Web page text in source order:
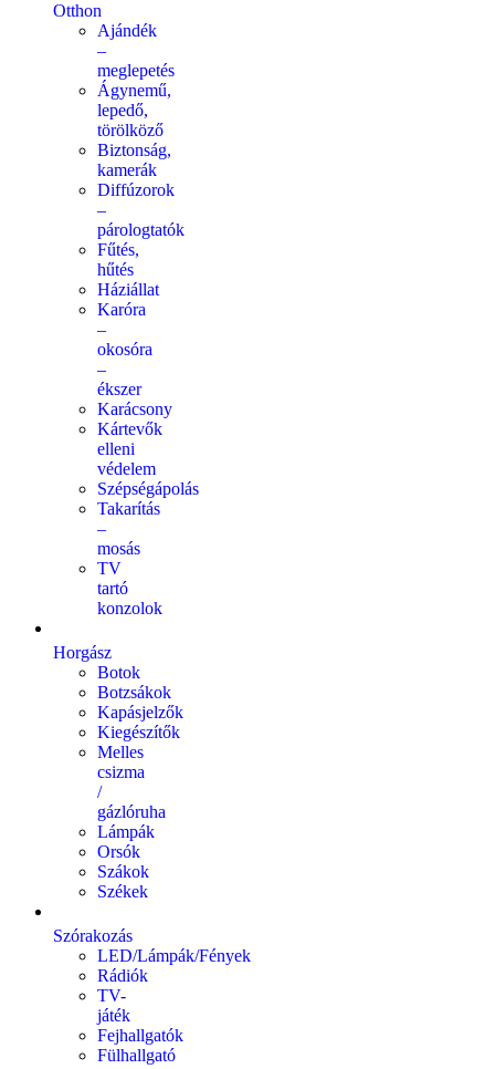
Otthon
Ajándék
–
meglepetés
Ágynemű,
lepedő,
törölköző
Biztonság,
kamerák
Diffúzorok
–
párologtatók
Fűtés,
hűtés
Háziállat
Karóra
–
okosóra
–
ékszer
Karácsony
Kártevők
elleni
védelem
Szépségápolás
Takarítás
–
mosás
TV
tartó
konzolok
Horgász
Botok
Botzsákok
Kapásjelzők
Kiegészítők
Melles
csizma
/
gázlóruha
Lámpák
Orsók
Szákok
Székek
Szórakozás
LED/Lámpák/Fények
Rádiók
TV-
játék
Fejhallgatók
Fülhallgató